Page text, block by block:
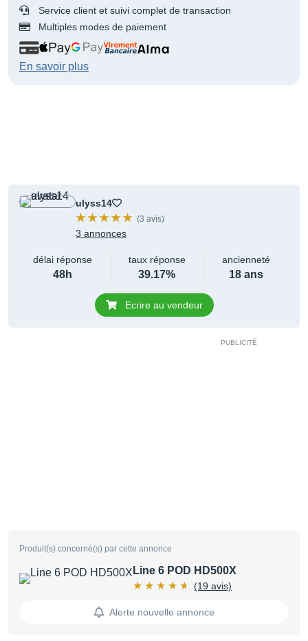
Service client et suivi complet de transaction
Multiples modes de paiement
En savoir plus
ulyss14
(3 avis)
3 annonces
délai réponse
48h
taux réponse
39.17%
ancienneté
18 ans
Ecrire au vendeur
Produit(s) concerné(s) par cette annonce
Line 6 POD HD500X
(19 avis)
Alerte nouvelle annonce